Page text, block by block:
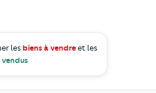
les biens à vendreet les
vendus